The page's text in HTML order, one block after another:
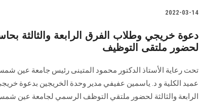
2022-03-14
دعوة خريجي وطلاب الفرق الرابعة والثالثة
لحضور ملتقى التوظيف
تحت رعاية الأستاذ الدكتور محمود المتينى رئيس جامعة عين
عميد الكلية و د. ياسمين عفيفي مدير وحدة الخريجين بدعوة
الرابعة والثالثة لحضور ملتقي التوظف الرسمي لجامعة عين